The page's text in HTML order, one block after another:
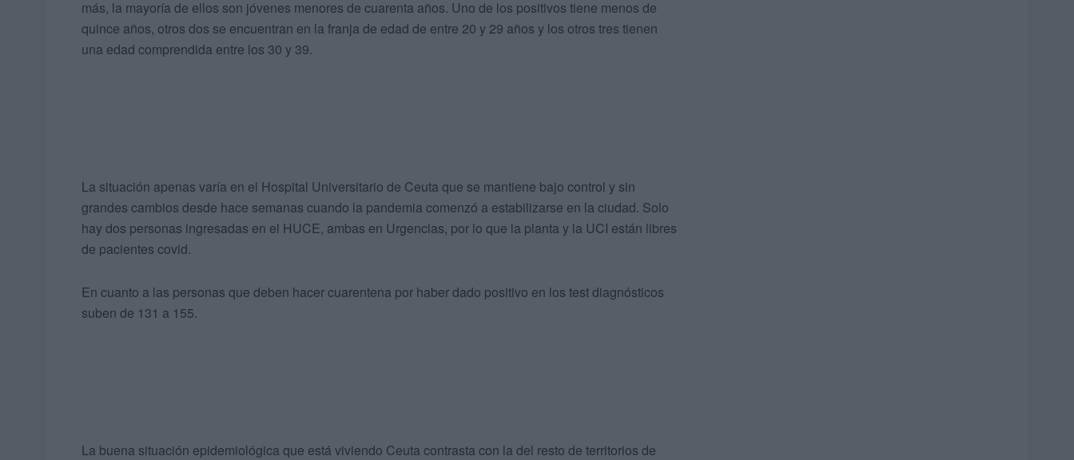
más, la mayoría de ellos son jóvenes menores de cuarenta años. Uno de los positivos tiene menos de
quince años, otros dos se encuentran en la franja de edad de entre 20 y 29 años y los otros tres tienen
una edad comprendida entre los 30 y 39.
La situación apenas varía en el Hospital Universitario de Ceuta que se mantiene bajo control y sin
grandes cambios desde hace semanas cuando la pandemia comenzó a estabilizarse en la ciudad. Solo
hay dos personas ingresadas en el HUCE, ambas en Urgencias, por lo que la planta y la UCI están libres
de pacientes covid.
En cuanto a las personas que deben hacer cuarentena por haber dado positivo en los test diagnósticos
suben de 131 a 155.
La buena situación epidemiológica que está viviendo Ceuta contrasta con la del resto de territorios de